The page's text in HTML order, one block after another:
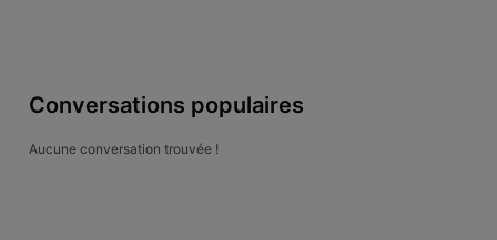
Conversations populaires
Aucune conversation trouvée !